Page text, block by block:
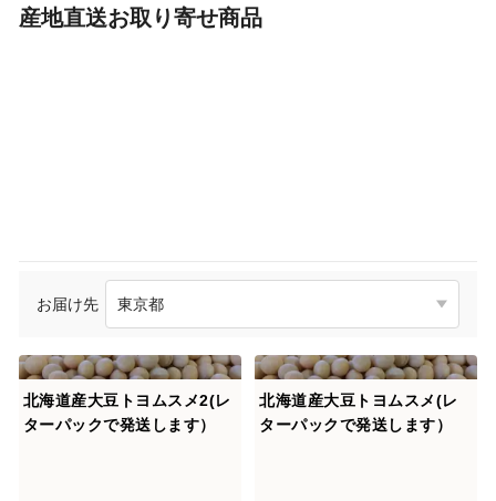
産地直送お取り寄せ商品
お届け先
北海道産大豆トヨムスメ2(レ
ターパックで発送します）
北海道産大豆トヨムスメ(レ
ターパックで発送します）